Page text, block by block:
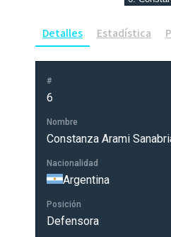
Detalles Estadística
#
6
Nombre
Constanza Arami
Nacionalidad
Argentina
Posición
Defensora